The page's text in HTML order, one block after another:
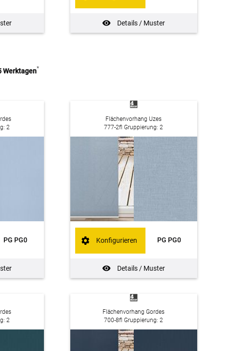
Details / Muster
Werktagen*
2
PG PG0
Flächenvorhang Uzes
777-2fl Gruppierung: 2
PG PG0
Details / Muster
Konfigurieren
2
Flächenvorhang Gordes
700-8fl Gruppierung: 2